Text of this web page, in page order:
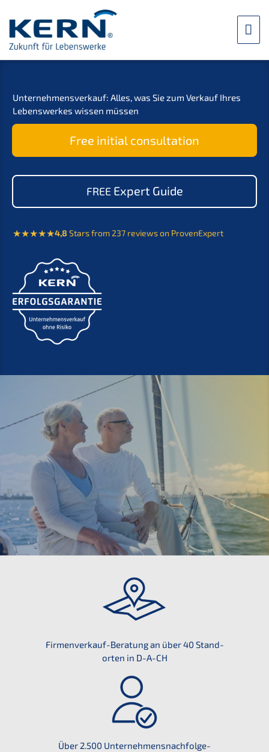
content
Unter­nehmens­verkauf: Alles, was Sie zum Verkauf Ihres
Lebens­werkes wissen müssen
Free initi­al consultation
FREEExpert Guide
4,8 Stars from 237 reviews on ProvenExpert
Firmen­ver­kauf-Beratung an über 40 Stand­
or­ten in D-A-CH
Über 2.500 Unternehmens­nachfolge-